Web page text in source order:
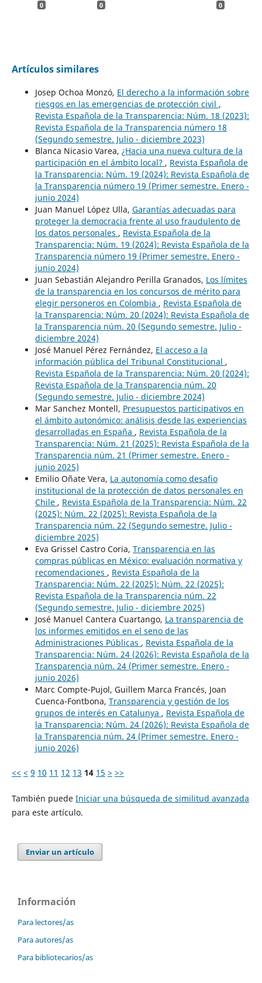
0 0 0
Artículos similares
Josep Ochoa Monzó, El derecho a la información sobre
riesgos en las emergencias de protección civil ,
Revista Española de la Transparencia: Núm. 18 (2023):
Revista Española de la Transparencia número 18
(Segundo semestre. Julio - diciembre 2023)
Blanca Nicasio Varea, ¿Hacia una nueva cultura de la
participación en el ámbito local? , Revista Española de
la Transparencia: Núm. 19 (2024): Revista Española de
la Transparencia número 19 (Primer semestre. Enero -
junio 2024)
Juan Manuel López Ulla, Garantías adecuadas para
proteger la democracia frente al uso fraudulento de
los datos personales , Revista Española de la
Transparencia: Núm. 19 (2024): Revista Española de la
Transparencia número 19 (Primer semestre. Enero -
junio 2024)
Juan Sebastián Alejandro Perilla Granados, Los límites
de la transparencia en los concursos de mérito para
elegir personeros en Colombia , Revista Española de
la Transparencia: Núm. 20 (2024): Revista Española de
la Transparencia núm. 20 (Segundo semestre. Julio -
diciembre 2024)
José Manuel Pérez Fernández, El acceso a la
información pública del Tribunal Constitucional ,
Revista Española de la Transparencia: Núm. 20 (2024):
Revista Española de la Transparencia núm. 20
(Segundo semestre. Julio - diciembre 2024)
Mar Sanchez Montell, Presupuestos participativos en
el ámbito autonómico: análisis desde las experiencias
desarrolladas en España , Revista Española de la
Transparencia: Núm. 21 (2025): Revista Española de la
Transparencia núm. 21 (Primer semestre. Enero -
junio 2025)
Emilio Oñate Vera, La autonomía como desafio
institucional de la protección de datos personales en
Chile , Revista Española de la Transparencia: Núm. 22
(2025): Núm. 22 (2025): Revista Española de la
Transparencia núm. 22 (Segundo semestre. Julio -
diciembre 2025)
Eva Grissel Castro Coria, Transparencia en las
compras públicas en México: evaluación normativa y
recomendaciones , Revista Española de la
Transparencia: Núm. 22 (2025): Núm. 22 (2025):
Revista Española de la Transparencia núm. 22
(Segundo semestre. Julio - diciembre 2025)
José Manuel Cantera Cuartango, La transparencia de
los informes emitidos en el seno de las
Administraciones Públicas , Revista Española de la
Transparencia: Núm. 24 (2026): Revista Española de la
Transparencia núm. 24 (Primer semestre. Enero -
junio 2026)
Marc Compte-Pujol, Guillem Marca Francés, Joan
Cuenca-Fontbona, Transparencia y gestión de los
grupos de interés en Catalunya , Revista Española de
la Transparencia: Núm. 24 (2026): Revista Española de
la Transparencia núm. 24 (Primer semestre. Enero -
junio 2026)
<< < 9 10 11 12 13 14 15 > >>
También puede Iniciar una búsqueda de similitud avanzada
para este artículo.
Enviar un artículo
Información
Para lectores/as
Para autores/as
Para bibliotecarios/as